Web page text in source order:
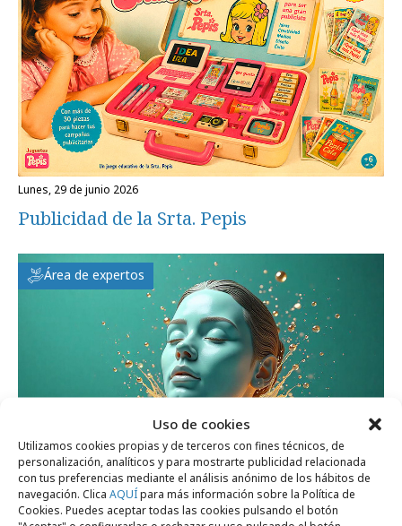
Uso de cookies
Utilizamos cookies propias y de terceros con fines técnicos, de
personalización, analíticos y para mostrarte publicidad relacionada
con tus preferencias mediante el análisis anónimo de los hábitos de
navegación. Clica AQUÍpara más información sobre la Política de
Cookies. Puedes aceptar todas las cookies pulsando el botón
lunes, 29 de junio 2026
Publicidad de la Srta. Pepis
Área de expertos
lunes, 8 de junio 2026